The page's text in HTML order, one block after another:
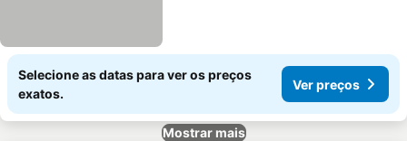
Selecione as datas para ver os preços
exatos.
Ver preços
Mostrar mais